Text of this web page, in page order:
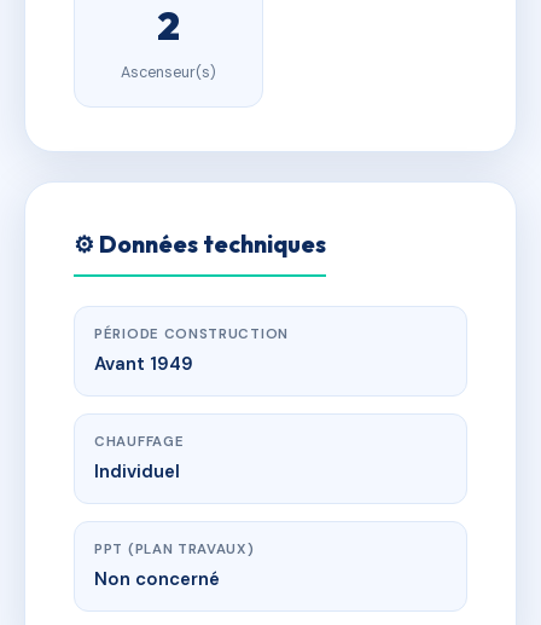
2
Ascenseur(s)
⚙️ Données techniques
PÉRIODE CONSTRUCTION
Avant 1949
CHAUFFAGE
Individuel
PPT (PLAN TRAVAUX)
Non concerné